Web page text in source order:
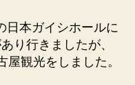
日本ガイシホールに
り行きましたが、
観光をしました。